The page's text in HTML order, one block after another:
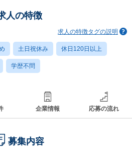
人の特徴
求人の特徴タグの説明
土日祝休み 休日120日以上
学歴不問
企業情報 応募の流れ
募集内容